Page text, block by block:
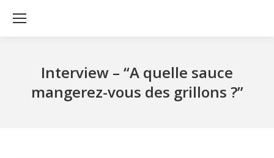
Interview – “A quelle sauce
mangerez-vous des grillons ?”